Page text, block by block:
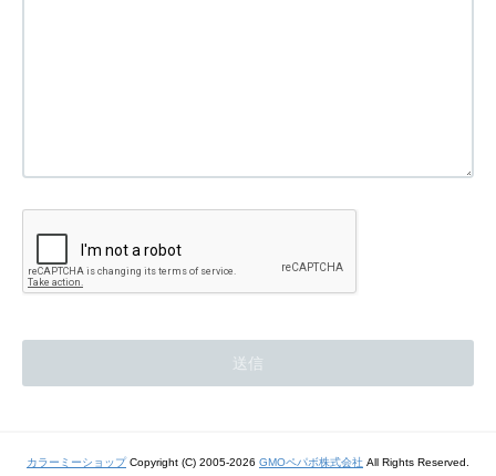
カラーミーショップCopyright (C) 2005-2026 GMOペパボ株式会社 All Rights Reserved.